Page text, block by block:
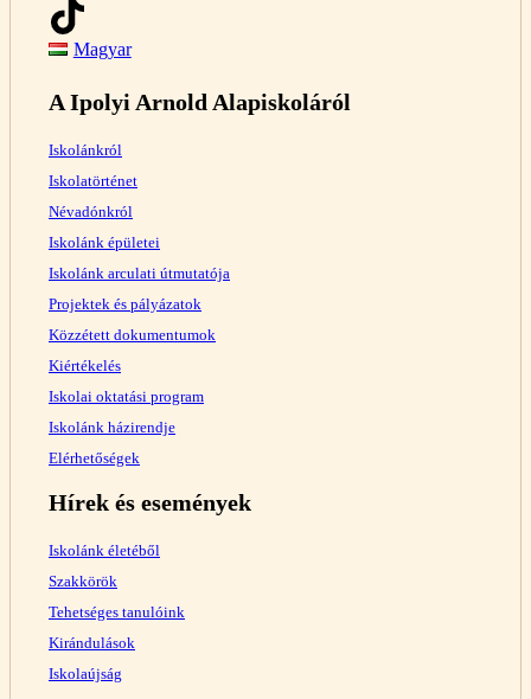
Magyar
A Ipolyi Arnold Alapiskoláról
Iskolánkról
Iskolatörténet
Névadónkról
Iskolánk épületei
Iskolánk arculati útmutatója
Projektek és pályázatok
Közzétett dokumentumok
Kiértékelés
Iskolai oktatási program
Iskolánk házirendje
Elérhetőségek
Hírek és események
Iskolánk életéből
Szakkörök
Tehetséges tanulóink
Kirándulások
Iskolaújság